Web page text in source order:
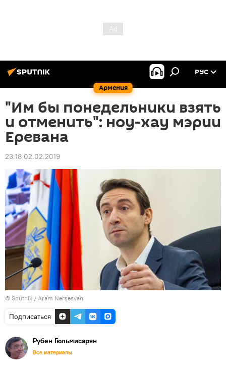
Армения
РУС
"Им бы понедельники взять
и отменить": ноу-хау мэрии
Еревана
23:18 02.02.2019
© Sputnik / Aram Nersesyan
Подписаться
Рубен Гюльмисарян
Все материалы